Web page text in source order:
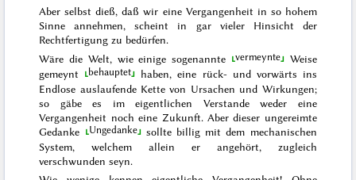
Aber selbst dieß, daß wir eine Vergangenheit in so hohem
Sinne annehmen, scheint in gar vieler Hinsicht der
Rechtfertigung zu bedürfen.
Wäre die Welt, wie einigesogenannte vermeynte Weise
gemeynt
behauptet
haben, eine rück- und vorwärts ins
Endlose auslaufende Kette von Ursachen und Wirkungen;
so gäbe es im eigentlichen Verstande weder eine
Vergangenheit noch eine Zukunft. Aber dieser ungereimte
Gedanke
Ungedanke sollte billig mit dem mechanischen
System, welchem allein er angehört, zugleich
verschwunden seyn.